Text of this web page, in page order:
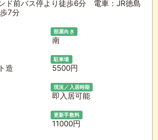
ド前バス停より徒歩6分 電車：JR徳島
7分
部屋向き
南
造
駐車場
5500円
現況／入居時期
即入居可能
更新手数料
11000円